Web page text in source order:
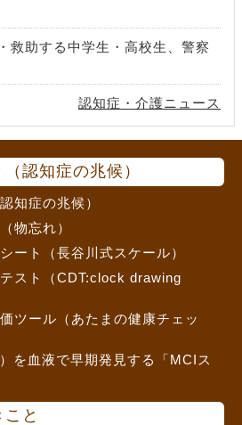
救助する中学生・高校生、警察
認知症・介護ニュース
認知症の兆候）
知症の兆候）
物忘れ）
ート（長谷川式スケール）
スト（CDT:clock drawing
ツール（あたまの健康チェッ
を血液で早期発見する「MCIス
と